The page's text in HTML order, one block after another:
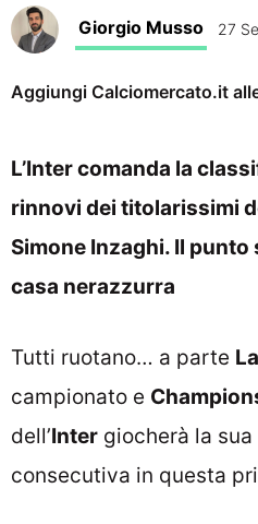
Giorgio Musso 27
Aggiungi Calciomercato.it
L’Inter comanda la
rinnovi dei titolarissimi
Simone Inzaghi. Il
casa nerazzurra
Tutti ruotano… a parte
campionato e
dell’Inter giocherà la
consecutiva in questa